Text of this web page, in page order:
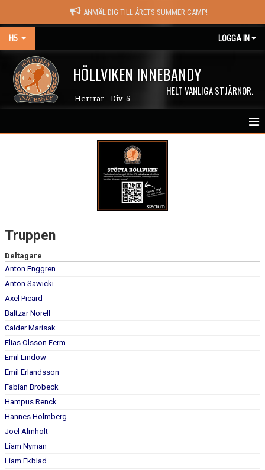
ANMÄL DIG TILL ÅRETS SUMMER CAMP!
H5 LOGGA IN
HÖLLVIKEN INNEBANDY
HELT VANLIGA STJÄRNOR.
Herrrar - Div. 5
BILDGALLERI
DOKUMENT
KONTAKT
Truppen
Deltagare
Anton Enggren
Anton Sawicki
Axel Picard
Baltzar Norell
Calder Marisak
Elias Olsson Ferm
Emil Lindow
Emil Erlandsson
Fabian Brobeck
Hampus Renck
Hannes Holmberg
Joel Almholt
Liam Nyman
Liam Ekblad